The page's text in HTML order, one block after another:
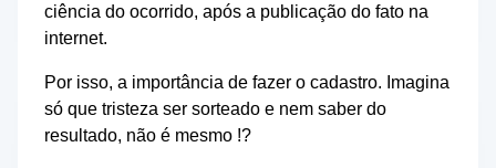
ciência do ocorrido, após a publicação do fato na
internet.
Por isso, a importância de fazer o cadastro. Imagina
só que tristeza ser sorteado e nem saber do
resultado, não é mesmo !?